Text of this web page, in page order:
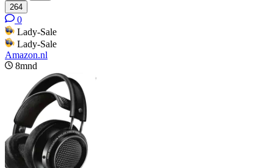
264
0
Lady-Sale
Lady-Sale
Amazon.nl
8mnd